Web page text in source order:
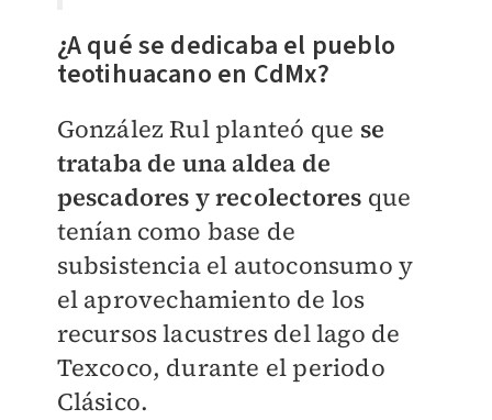
¿A qué se dedicaba el pueblo
teotihuacano en CdMx?
González Rul planteó que se
trataba de una aldea de
pescadores y recolectores que
tenían como base de
subsistencia el autoconsumo y
el aprovechamiento de los
recursos lacustres del lago de
Texcoco, durante el periodo
Clásico.